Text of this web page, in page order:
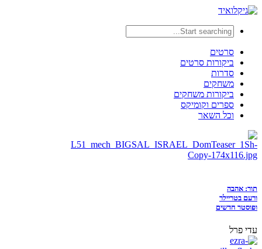
סרטים
ביקורות סרטים
סדרות
משחקים
ביקורות משחקים
ספרים וקומיקס
וכל השאר
תור: אהבה
ורעם בטריילר
ופוסטר חדשים
עדי פרל